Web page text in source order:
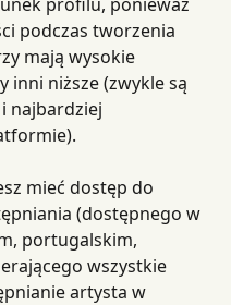
podczas tworzenia
mają wysokie
inni niższe (zwykle są
najbardziej
mieć dostęp do
(dostępnego w
portugalskim,
wszystkie
artysta w